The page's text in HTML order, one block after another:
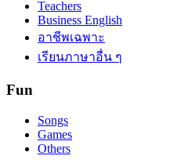
Teachers
Business English
อาชีพเฉพาะ
เรียนภาษาอื่น ๆ
Fun
Songs
Games
Others